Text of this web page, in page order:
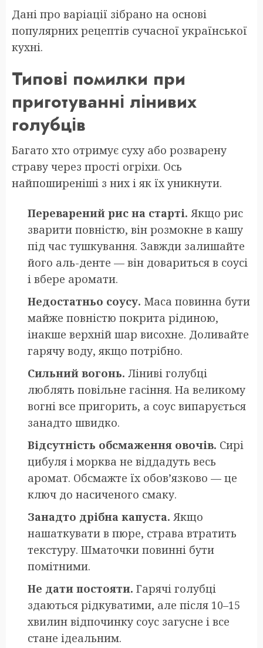
Дані про варіації зібрано на основі
популярних рецептів сучасної української
кухні.
Типові помилки при
приготуванні лінивих
голубців
Багато хто отримує суху або розварену
страву через прості огріхи. Ось
найпоширеніші з них і як їх уникнути.
Переварений рис на старті. Якщо рис
зварити повністю, він розмокне в кашу
під час тушкування. Завжди залишайте
його аль-денте — він довариться в соусі
і вбере аромати.
Недостатньо соусу. Маса повинна бути
майже повністю покрита рідиною,
інакше верхній шар висохне. Доливайте
гарячу воду, якщо потрібно.
Сильний вогонь. Ліниві голубці
люблять повільне гасіння. На великому
вогні все пригорить, а соус випарується
занадто швидко.
Відсутність обсмаження овочів. Сирі
цибуля і морква не віддадуть весь
аромат. Обсмажте їх обов’язково — це
ключ до насиченого смаку.
Занадто дрібна капуста. Якщо
нашаткувати в пюре, страва втратить
текстуру. Шматочки повинні бути
помітними.
Не дати постояти. Гарячі голубці
здаються рідкуватими, але після 10–15
хвилин відпочинку соус загусне і все
стане ідеальним.